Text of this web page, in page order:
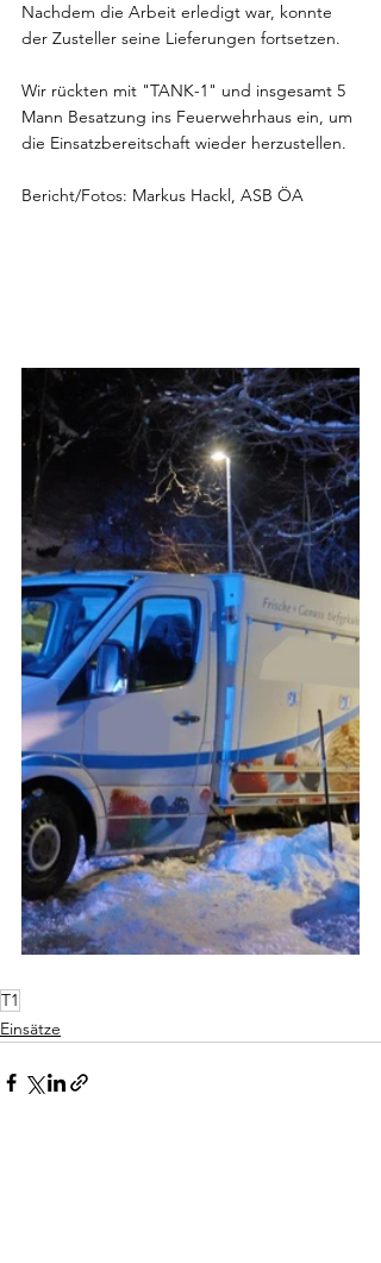
Nachdem die Arbeit erledigt war, konnte
der Zusteller seine Lieferungen fortsetzen.
Wir rückten mit "TANK-1" und insgesamt 5
Mann Besatzung ins Feuerwehrhaus ein, um
die Einsatzbereitschaft wieder herzustellen.
Bericht/Fotos: Markus Hackl, ASB ÖA
T1
Einsätze